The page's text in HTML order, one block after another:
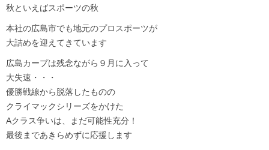
秋といえばスポーツの秋
本社の広島市でも地元のプロスポーツが
大詰めを迎えてきています
広島カープは残念ながら９月に入って
大失速・・・
優勝戦線から脱落したものの
クライマックシリーズをかけた
Aクラス争いは、まだ可能性充分！
最後まであきらめずに応援します